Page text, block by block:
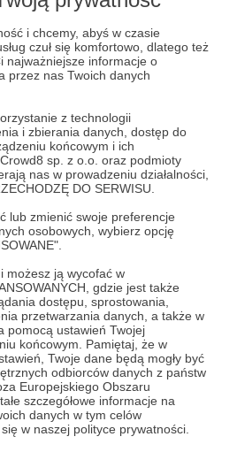
i chcemy, abyś w czasie
czuł się komfortowo, dlatego też
najważniejsze informacje o
przez nas Twoich danych
z technologii
i zbierania danych, dostęp do
końcowym i ich
sp. z o.o. oraz podmioty
nas w prowadzeniu działalności,
DO SERWISU.
lub zmienić swoje preferencje
osobowych, wybierz opcję
możesz ją wycofać w
gdzie jest także
dostępu, sprostowania,
przetwarzania danych, a także w
pomocą ustawień Twojej
końcowym. Pamiętaj, że w
Twoje dane będą mogły być
odbiorców danych z państw
Europejskiego Obszaru
szczegółowe informacje na
danych w tym celów
w naszej polityce prywatności.
Czerwiec 2025
2025
Czerwiec 2025 Patroni